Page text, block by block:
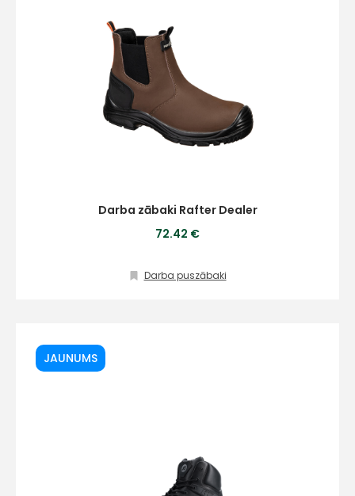
Darba zābaki Rafter Dealer
72.42 €
Darba puszābaki
JAUNUMS